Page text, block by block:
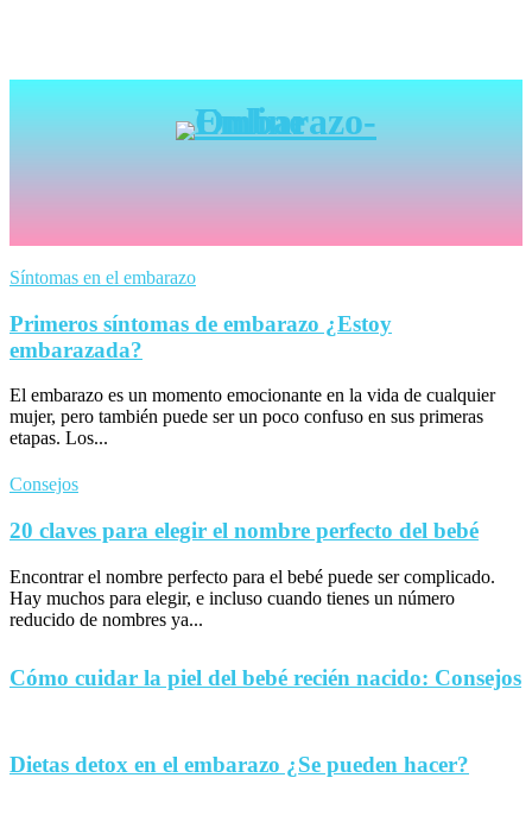
Síntomas en el embarazo
Primeros síntomas de embarazo ¿Estoy
embarazada?
El embarazo es un momento emocionante en la vida de cualquier
mujer, pero también puede ser un poco confuso en sus primeras
etapas. Los...
Consejos
20 claves para elegir el nombre perfecto del bebé
Encontrar el nombre perfecto para el bebé puede ser complicado.
Hay muchos para elegir, e incluso cuando tienes un número
reducido de nombres ya...
Cómo cuidar la piel del bebé recién nacido: Consejos
Dietas detox en el embarazo ¿Se pueden hacer?